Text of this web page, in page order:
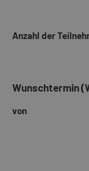
Anzahl der
Wunschtermin
von